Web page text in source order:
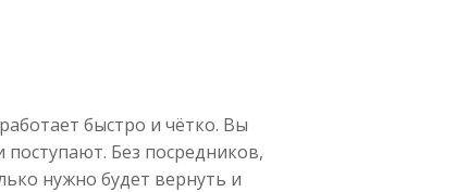
быстро и чётко. Вы
Без посредников,
нужно будет вернуть и